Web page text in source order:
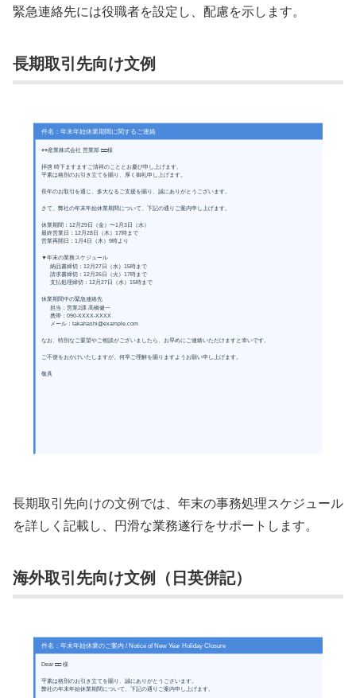
緊急連絡先には役職者を設定し、配慮を示します。
長期取引先向け文例
件名：年末年始休業期間に関するご連絡
○○産業株式会社 営業部 □□様
拝啓 時下ますますご清祥のこととお慶び申し上げます。
平素は格別のお引き立てを賜り、厚く御礼申し上げます。
長年のお取引を通じ、多大なるご支援を賜り、誠にありがとうございます。
さて、弊社の年末年始休業期間について、下記の通りご案内申し上げます。
休業期間：12月29日（金）〜1月3日（水）
最終営業日：12月28日（木）17時まで
営業再開日：1月4日（木）9時より
▼年末の業務スケジュール
納品書締切：12月27日（水）15時まで
請求書締切：12月26日（火）17時まで
支払処理締切：12月27日（水）15時まで
休業期間中の緊急連絡先
担当：営業2課 高橋健一
携帯：090-XXXX-XXXX
メール：takahashi@example.com
なお、特別なご要望やご相談がございましたら、お早めにご連絡いただけますと幸いです。
ご不便をおかけいたしますが、何卒ご理解を賜りますようお願い申し上げます。
敬具
長期取引先向けの文例では、年末の事務処理スケジュール
を詳しく記載し、円滑な業務遂行をサポートします。
海外取引先向け文例（日英併記）
件名：年末年始休業のご案内 / Notice of New Year Holiday Closure
Dear □□ 様
平素は格別のお引き立てを賜り、誠にありがとうございます。
弊社の年末年始休業期間について、下記の通りご案内申し上げます。